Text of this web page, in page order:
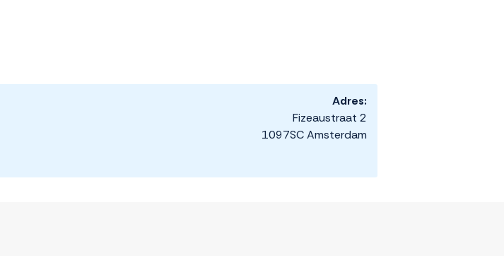
Adres:
Fizeaustraat 2
1097SC Amsterdam